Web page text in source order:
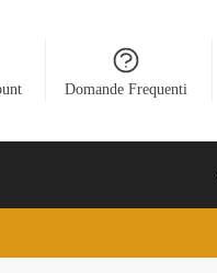
Domande Frequenti